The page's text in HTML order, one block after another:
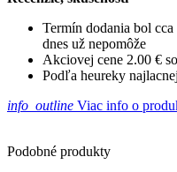
Termín dodania bol
dnes už nepomôže
Akciovej cene 2.00 €
Podľa heureky
info_outline Viac info o
Podobné produkty